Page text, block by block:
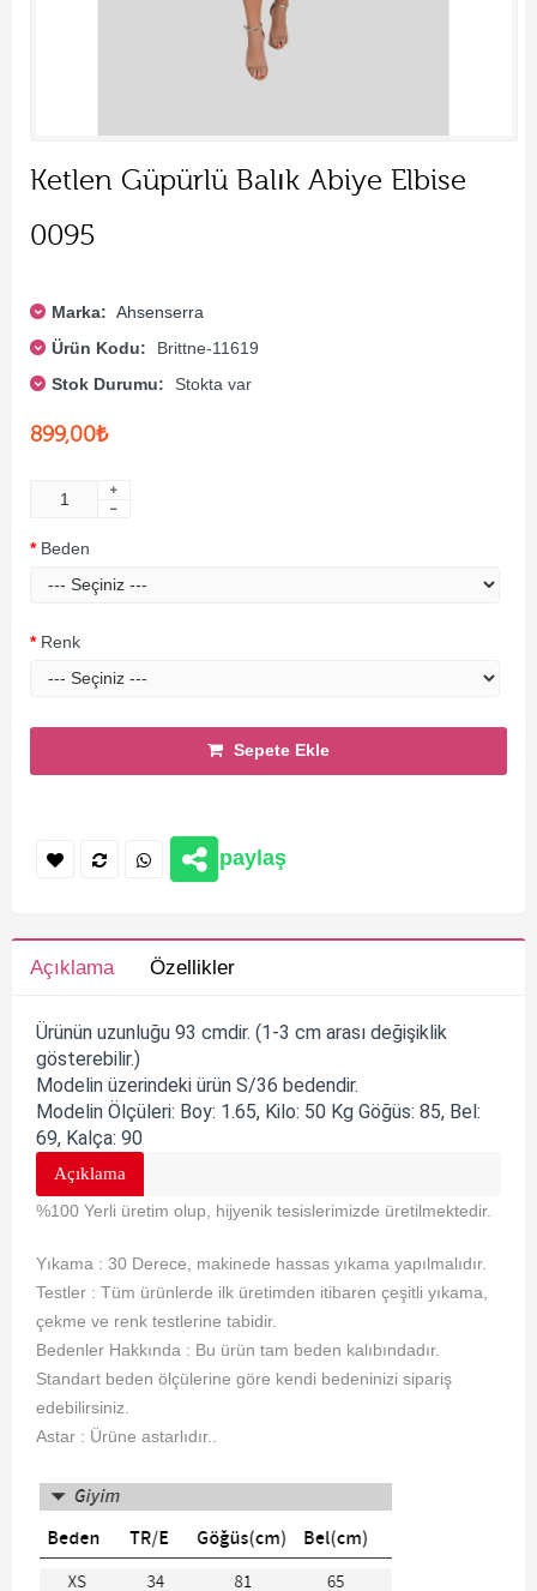
Ketlen Güpürlü Balık Abiye Elbise
0095
Marka: Ahsenserra
Ürün Kodu:
Brittne-11619
Stok Durumu:
Stokta var
899,00₺
Beden
Renk
Sepete Ekle
paylaş
Açıklama Özellikler
Ürünün uzunluğu 93 cmdir. (1-3 cm arası değişiklik
gösterebilir.)
Modelin üzerindeki ürün S/36 bedendir.
Modelin Ölçüleri: Boy: 1.65, Kilo: 50 Kg Göğüs: 85, Bel:
69, Kalça: 90
Açıklama
%100 Yerli üretim olup, hijyenik tesislerimizde üretilmektedir.
Yıkama : 30 Derece, makinede hassas yıkama yapılmalıdır.
Testler : Tüm ürünlerde ilk üretimden itibaren çeşitli yıkama,
çekme ve renk testlerine tabidir.
Bedenler Hakkında : Bu ürün tam beden kalıbındadır.
Standart beden ölçülerine göre kendi bedeninizi sipariş
edebilirsiniz.
Astar : Ürüne astarlıdır..